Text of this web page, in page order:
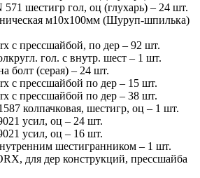
шестигр гол, оц (глухарь) – 24 шт.
м10х100мм (Шуруп-шпилька)
с прессшайбой, по дер – 92 шт.
гол. с внутр. шест – 1 шт.
болт (серая) – 24 шт.
с прессшайбой по дер – 15 шт.
с прессшайбой по дер – 38 шт.
колпачковая, шестигр, оц – 1 шт.
усил, оц – 24 шт.
усил, оц – 16 шт.
шестигранником – 1 шт.
для дер конструкций, прессшайба